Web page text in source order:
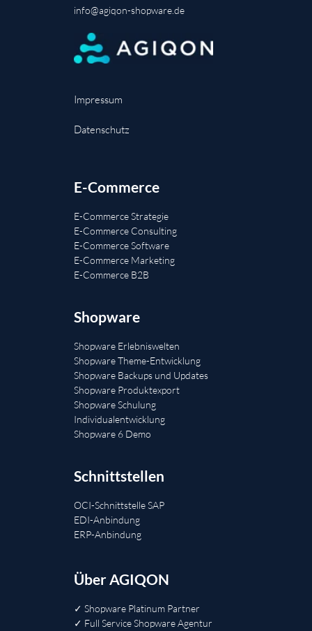
info@agiqon-shopware.de
Impressum
Datenschutz
E-Commerce
E-Commerce Strategie
E-Commerce Consulting
E-Commerce Software
E-Commerce Marketing
E-Commerce B2B
Shopware
Shopware Erlebniswelten
Shopware Theme-Entwicklung
Shopware Backups und Updates
Shopware Produktexport
Shopware Schulung
Individualentwicklung
Shopware 6 Demo
Schnittstellen
OCI-Schnittstelle SAP
EDI-Anbindung
ERP-Anbindung
Über AGIQON
✓ Shopware Platinum Partner
✓ Full Service Shopware Agentur